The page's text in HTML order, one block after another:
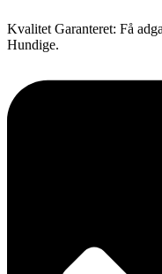
Kvalitet Garanteret: Få
Hundige.